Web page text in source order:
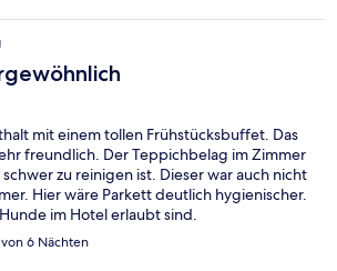
mit einem tollen Frühstücksbuffet. Das
freundlich. Der Teppichbelag im Zimmer
zu reinigen ist. Dieser war auch nicht
Hier wäre Parkett deutlich hygienischer.
im Hotel erlaubt sind.
6 Nächten